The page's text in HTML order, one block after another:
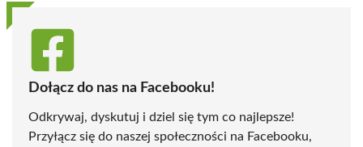
Dołącz do nas na Facebooku!
Odkrywaj, dyskutuj i dziel się tym co najlepsze!
Przyłącz się do naszej społeczności na Facebooku,